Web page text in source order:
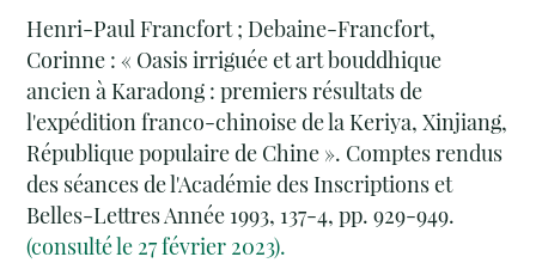
Henri-Paul Francfort ; Debaine-Francfort,
Corinne : « Oasis irriguée et art bouddhique
ancien à Karadong : premiers résultats de
l'expédition franco-chinoise de la Keriya, Xinjiang,
République populaire de Chine ». Comptes rendus
des séances de l'Académie des Inscriptions et
Belles-Lettres Année 1993, 137-4, pp. 929-949.
(consulté le 27 février 2023).